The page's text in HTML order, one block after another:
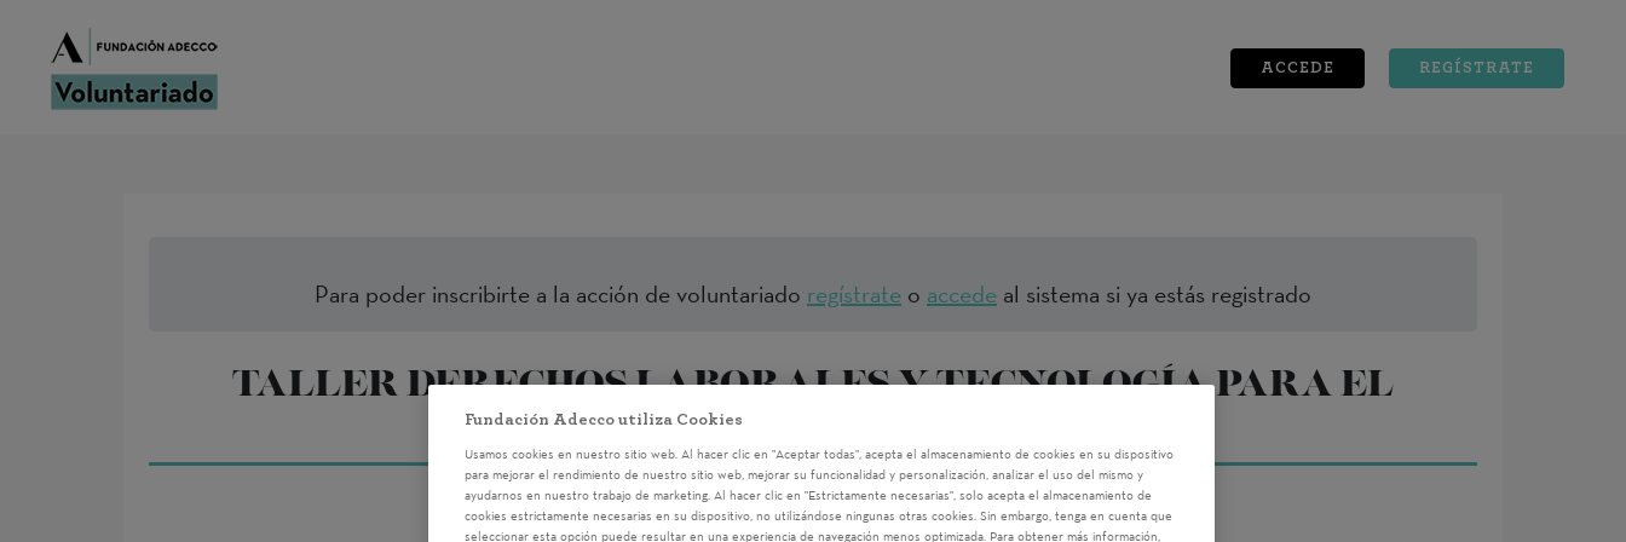
ACCEDE REGÍSTRATE
Para poder inscribirte a la acción de voluntariado regístrate o accede al sistema si ya estás registrado
TALLER DERECHOS LABORALES Y TECNOLOGÍA PARA EL
EMPLEO
Valencia26/05/2026 11:00
Fundación Adecco utiliza Cookies
Usamos cookies en nuestro sitio web. Al hacer clic en "Aceptar todas", acepta el almacenamiento de cookies en su dispositivo
para mejorar el rendimiento de nuestro sitio web, mejorar su funcionalidad y personalización, analizar el uso del mismo y
ayudarnos en nuestro trabajo de marketing. Al hacer clic en "Estrictamente necesarias", solo acepta el almacenamiento de
cookies estrictamente necesarias en su dispositivo, no utilizándose ningunas otras cookies. Sin embargo, tenga en cuenta que
seleccionar esta opción puede resultar en una experiencia de navegación menos optimizada. Para obtener más información,